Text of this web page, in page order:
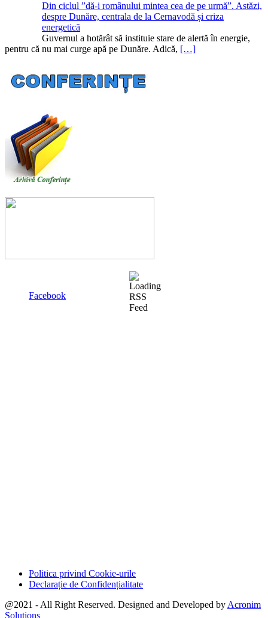
Din ciclul ”dă-i românului mintea cea de pe urmă”. Astăzi,
despre Dunăre, centrala de la Cernavodă și criza
energetică
Guvernul a hotărât să instituie stare de alertă în energie,
pentru că nu mai curge apă pe Dunăre. Adică, […]
Facebook
Politica privind Cookie-urile
Declarație de Confidențialitate
@2021 - All Right Reserved. Designed and Developed by Acronim
Solutions